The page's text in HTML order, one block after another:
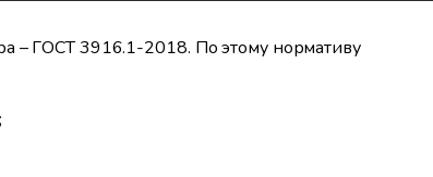
– ГОСТ 3916.1-2018. По этому нормативу